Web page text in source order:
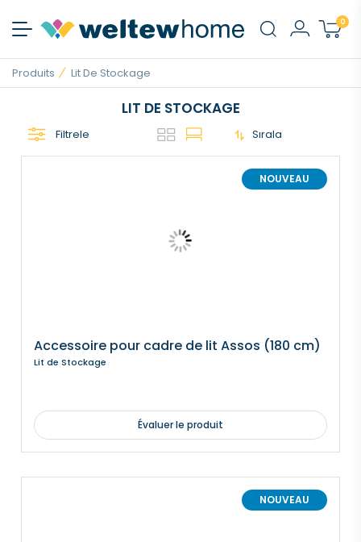
0
Produits Lit De Stockage
LIT DE STOCKAGE
Filtrele Sırala
NOUVEAU
Accessoire pour cadre de lit Assos (180 cm)
Lit de Stockage
Évaluer le produit
NOUVEAU